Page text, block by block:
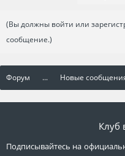
(Вы должны войти или
сообщение.)
Форум ... Новые
Клуб
Подписывайтесь на